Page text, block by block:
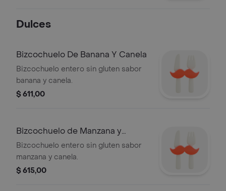
Dulces
Bizcochuelo De Banana Y Canela
Bizcochuelo entero sin gluten sabor
banana y canela.
$ 611,00
Bizcochuelo de Manzana y
Canela
Bizcochuelo entero sin gluten sabor
manzana y canela.
$ 615,00